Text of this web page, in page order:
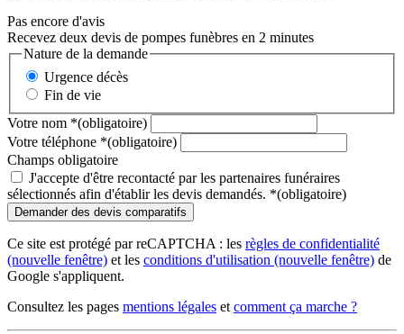
Pas encore d'avis
Recevez deux devis de pompes funèbres en 2 minutes
Nature de la demande
Urgence décès
Fin de vie
Votre nom *(obligatoire)
Votre téléphone *(obligatoire)
Champs obligatoire
J'accepte d'être recontacté par les partenaires funéraires
sélectionnés afin d'établir les devis demandés. *(obligatoire)
Ce site est protégé par reCAPTCHA : les règles de confidentialité
(nouvelle fenêtre) et les conditions d'utilisation (nouvelle fenêtre) de
Google s'appliquent.
Consultez les pages mentions légales et comment ça marche ?